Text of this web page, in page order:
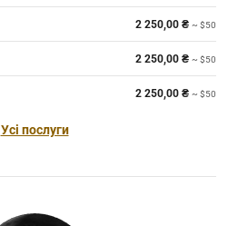
2 250,00 ₴ ~ $50
2 250,00 ₴ ~ $50
2 250,00 ₴ ~ $50
Усі послуги